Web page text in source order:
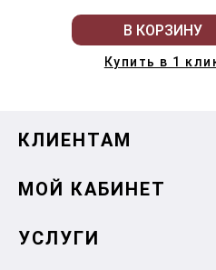
В КОРЗИНУ
Купить в 1
КЛИЕНТАМ
МОЙ КАБИНЕТ
УСЛУГИ